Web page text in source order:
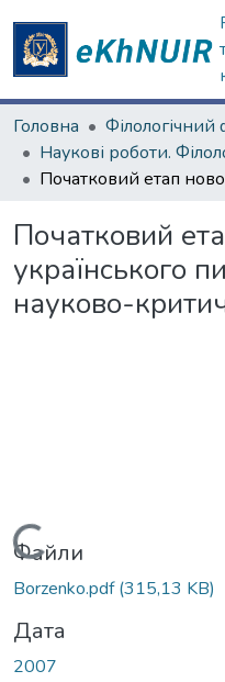
Головна
Філологічний
Початковий
українського
науково-
Вантажиться...
Файли
Borzenko.pdf(315,13 KB)
Дата
2007